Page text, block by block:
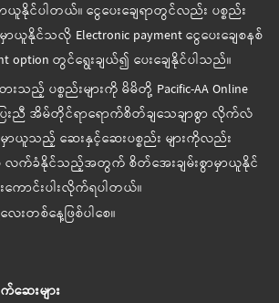
နိုင်ပါတယ်။ ငွေပေးချေရာတွင်လည်း ပစ္စည်း
ာယူနိုင်သလို Electronic payment ငွေပေးချေစနစ်
option တွင်ရွေးချယ်၍ ပေးချေနိုင်ပါသည်။
သည့် ပစ္စည်းများကို မိမိတို့ Pacific-AA Online
ေးညီ အိမ်တိုင်ရာရောက်စိတ်ချသေချာစွာ လိုက်လံ
မှာယူသည့် ဆေးနှင့်ဆေးပစ္စည်း များကိုလည်း
မှ လက်ခံနိုင်သည့်အတွက် စိတ်အေးချမ်းစွာမှာယူနိုင်
ကောင်းပါးလိုက်ရပါတယ်။
တစ်နေ့ဖြစ်ပါစေ။
ေးများ